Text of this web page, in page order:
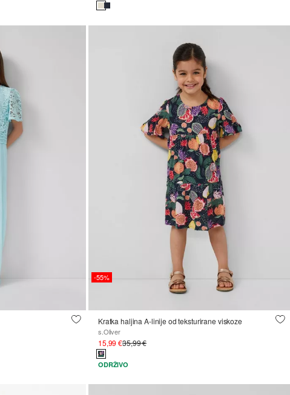
-55%
Kratka haljina A-linije od teksturirane viskoze
s.Oliver
15,99 €35,99 €
ODRŽIVO